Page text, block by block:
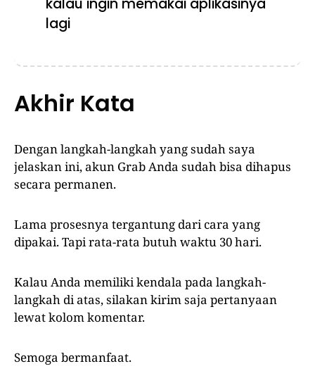
lagi
Akhir Kata
Dengan langkah-langkah yang sudah saya
jelaskan ini, akun Grab Anda sudah bisa dihapus
secara permanen.
Lama prosesnya tergantung dari cara yang
dipakai. Tapi rata-rata butuh waktu 30 hari.
Kalau Anda memiliki kendala pada langkah-
langkah di atas, silakan kirim saja pertanyaan
lewat kolom komentar.
Semoga bermanfaat.